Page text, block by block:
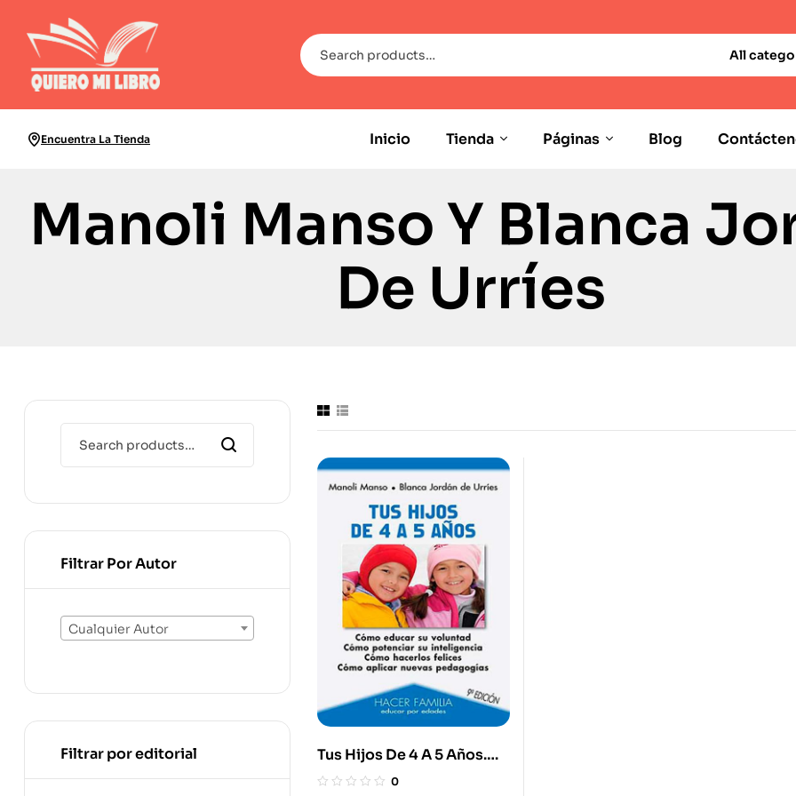
All
Encuentra La Tienda Inicio Tienda Páginas Blog
Manoli Manso Y Blanca
De Urríes
Tus Hijos De 4 A 5 Años.
Cómo Educar Su
0
Filtrar Por Autor
Cualquier Autor
Filtrar por editorial